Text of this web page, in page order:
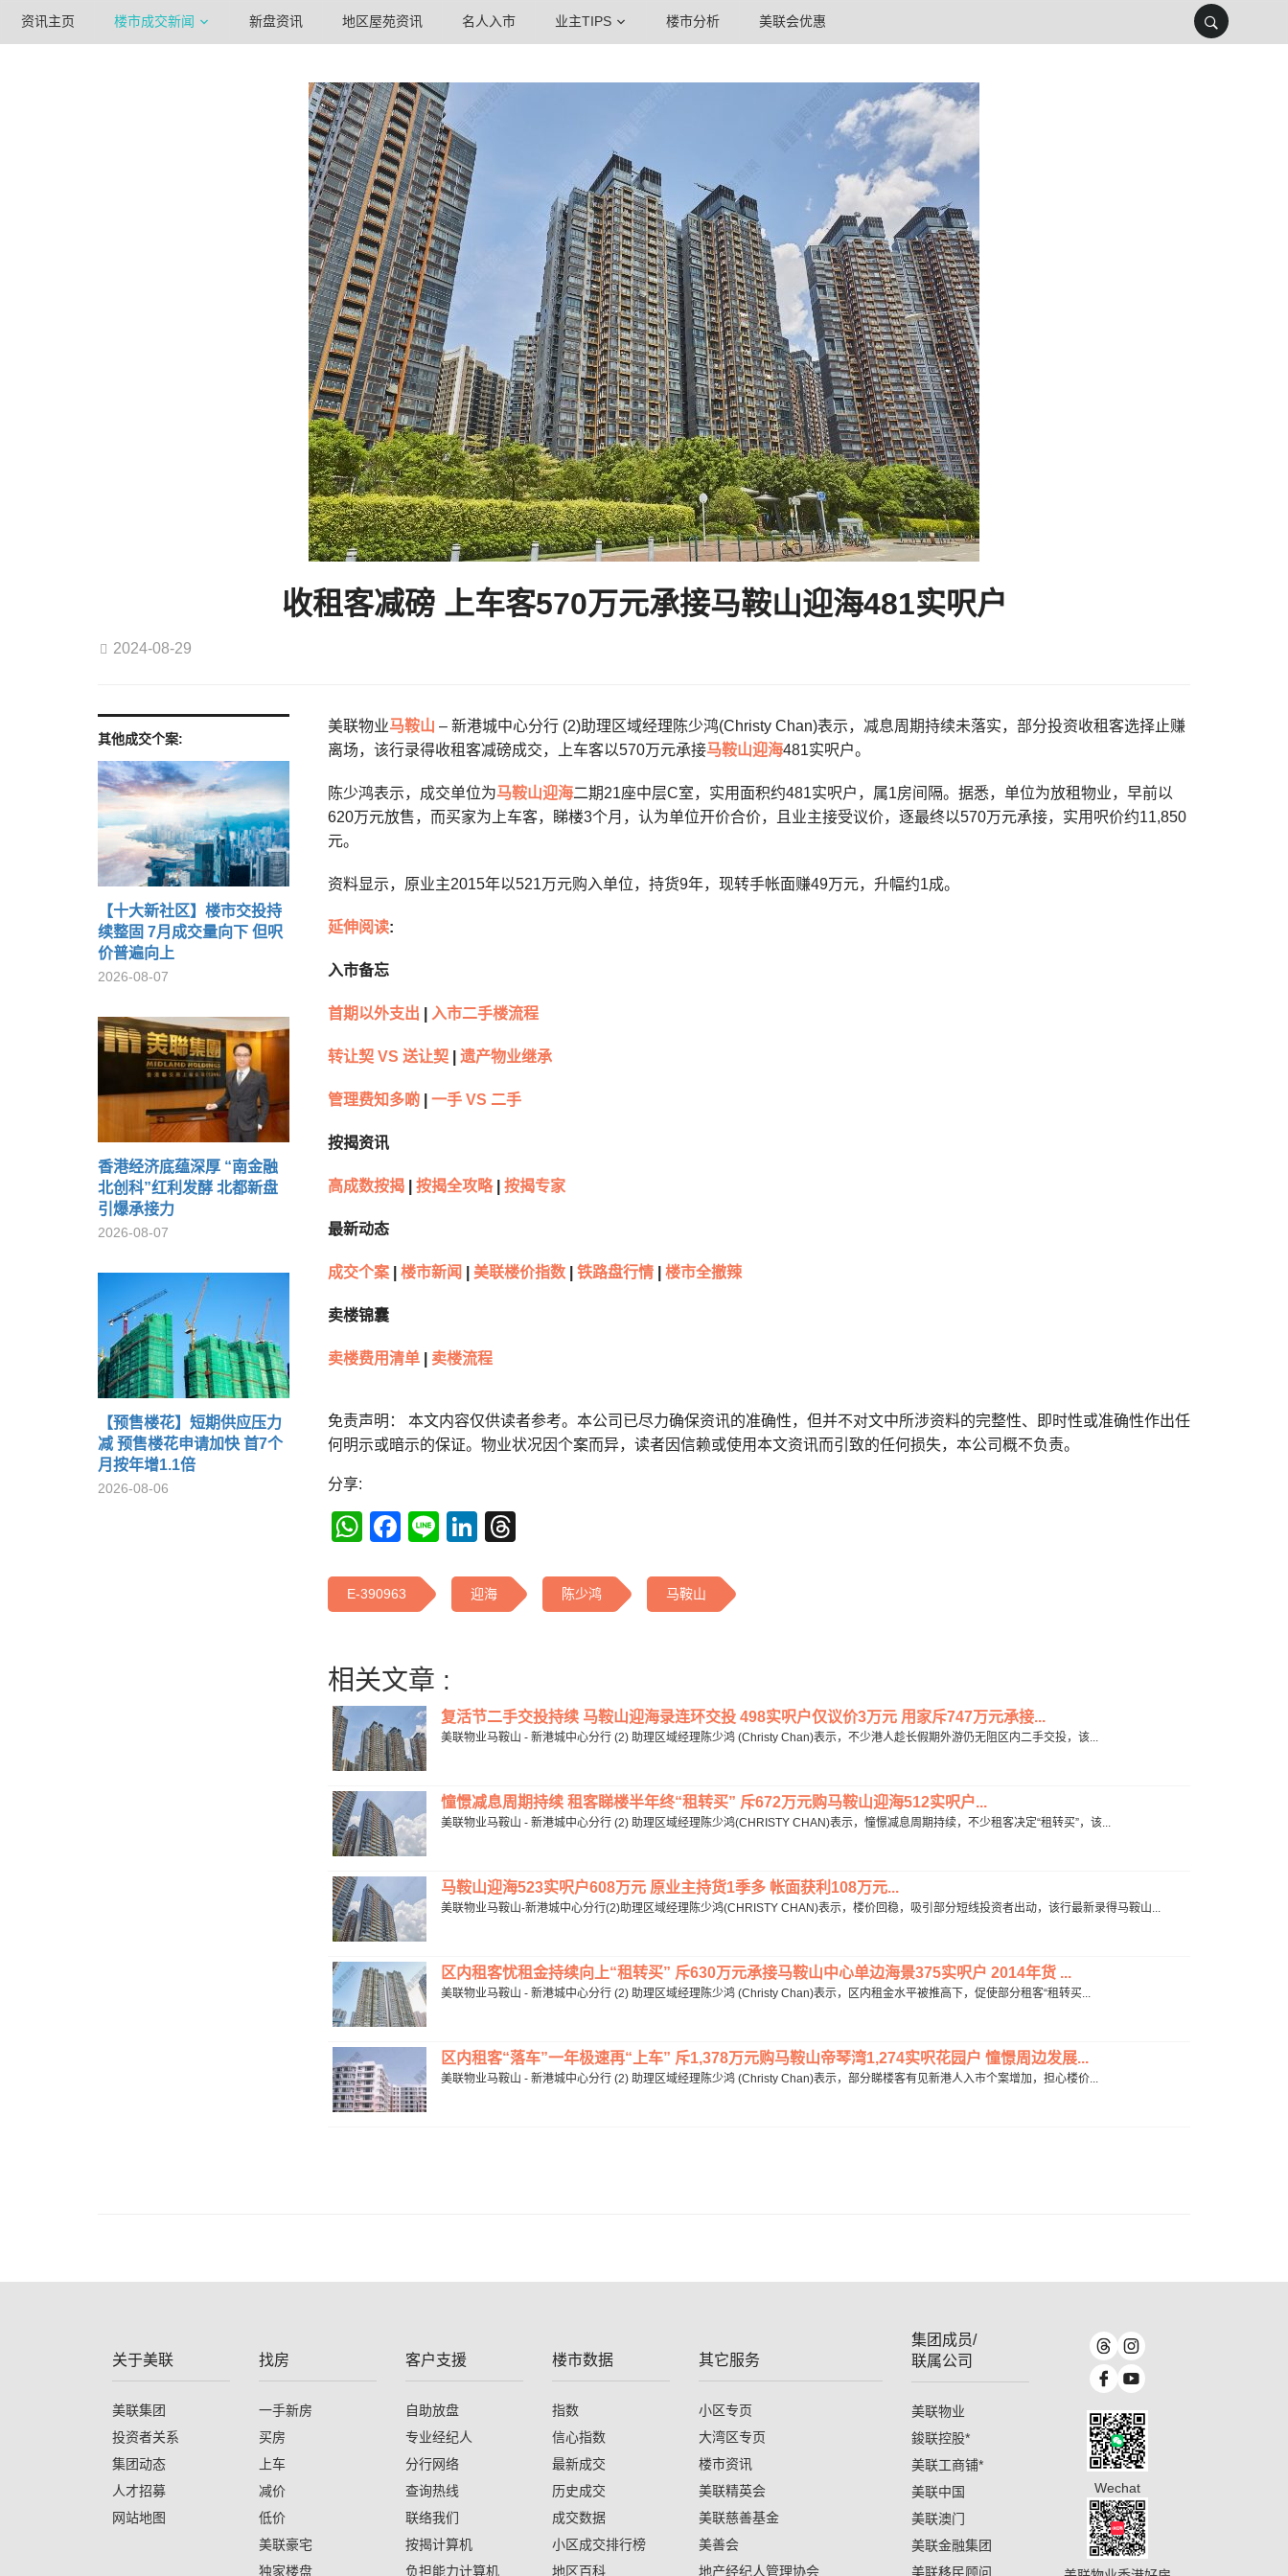
资讯主页 楼市成交新闻 新盘资讯 地区屋苑资讯 名人入市 业主TIPS 楼市分析 美联会优惠
收租客减磅 上车客570万元承接马鞍山迎海481实呎户
2024-08-29
其他成交个案:
【十大新社区】楼市交投持
续整固 7月成交量向下 但呎
价普遍向上
2026-08-07
香港经济底蕴深厚 “南金融
北创科”红利发酵 北都新盘
引爆承接力
2026-08-07
【预售楼花】短期供应压力
减 预售楼花申请加快 首7个
月按年增1.1倍
2026-08-06
美联物业马鞍山 – 新港城中心分行 (2)助理区域经理陈少鸿(Christy Chan)表示，减息周期持续未落实，部分投资收租客选择止赚
离场，该行录得收租客减磅成交，上车客以570万元承接马鞍山迎海481实呎户。
陈少鸿表示，成交单位为马鞍山迎海二期21座中层C室，实用面积约481实呎户，属1房间隔。据悉，单位为放租物业，早前以
620万元放售，而买家为上车客，睇楼3个月，认为单位开价合价，且业主接受议价，逐最终以570万元承接，实用呎价约11,850
元。
资料显示，原业主2015年以521万元购入单位，持货9年，现转手帐面赚49万元，升幅约1成。
延伸阅读:
入市备忘
首期以外支出 入市二手楼流程
转让契 VS 送让契 遗产物业继承
管理费知多啲 一手 VS 二手
按揭资讯
高成数按揭 按揭全攻略| 按揭专家
最新动态
成交个案 楼市新闻 美联楼价指数 铁路盘行情 楼市全撤辣
卖楼锦囊
卖楼费用清单 卖楼流程
免责声明： 本文内容仅供读者参考。本公司已尽力确保资讯的准确性，但并不对文中所涉资料的完整性、即时性或准确性作出任
何明示或暗示的保证。物业状况因个案而异，读者因信赖或使用本文资讯而引致的任何损失，本公司概不负责。
分享:
WhatsApp
Facebook
LineLinkedIn
E-390963 迎海 陈少鸿 马鞍山
相关文章 :
复活节二手交投持续 马鞍山迎海录连环交投 498实呎户仅议价3万元 用家斥747万元承接...
美联物业马鞍山 - 新港城中心分行 (2) 助理区域经理陈少鸿 (Christy Chan)表示，不少港人趁长假期外游仍无阻区内二手交投，该...
憧憬减息周期持续 租客睇楼半年终“租转买” 斥672万元购马鞍山迎海512实呎户...
美联物业马鞍山 - 新港城中心分行 (2) 助理区域经理陈少鸿(CHRISTY CHAN)表示，憧憬减息周期持续，不少租客决定“租转买”，该...
马鞍山迎海523实呎户608万元 原业主持货1季多 帐面获利108万元...
美联物业马鞍山-新港城中心分行(2)助理区域经理陈少鸿(CHRISTY CHAN)表示，楼价回稳，吸引部分短线投资者出动，该行最新录得马鞍山...
区内租客忧租金持续向上“租转买” 斥630万元承接马鞍山中心单边海景375实呎户 2014年货 ...
美联物业马鞍山 - 新港城中心分行 (2) 助理区域经理陈少鸿 (Christy Chan)表示，区内租金水平被推高下，促使部分租客“租转买...
区内租客“落车”一年极速再“上车” 斥1,378万元购马鞍山帝琴湾1,274实呎花园户 憧憬周边发展...
美联物业马鞍山 - 新港城中心分行 (2) 助理区域经理陈少鸿 (Christy Chan)表示，部分睇楼客有见新港人入市个案增加，担心楼价...
关于美联
美联集团
投资者关系
集团动态
人才招募
网站地图
找房
一手新房
买房
上车
减价
低价
美联豪宅
独家楼盘
客户支援
自助放盘
专业经纪人
分行网络
查询热线
联络我们
按揭计算机
负担能力计算机
楼市数据
指数
信心指数
最新成交
历史成交
成交数据
小区成交排行榜
地区百科
其它服务
小区专页
大湾区专页
楼市资讯
美联精英会
美联慈善基金
美善会
地产经纪人管理协会
集团成员/
联属公司
美联物业
鋑联控股*
美联工商铺*
美联中国
美联澳门
美联金融集团
美联移民顾问
Wechat